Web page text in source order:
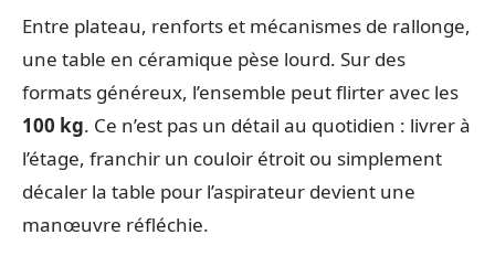
Entre plateau, renforts et mécanismes de rallonge,
une table en céramique pèse lourd. Sur des
formats généreux, l’ensemble peut flirter avec les
100 kg. Ce n’est pas un détail au quotidien : livrer à
l’étage, franchir un couloir étroit ou simplement
décaler la table pour l’aspirateur devient une
manœuvre réfléchie.